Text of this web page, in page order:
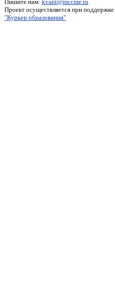
Пишите нам: kvant@mccme.ru
Проект осуществляется при поддержке
"Курьер образования"